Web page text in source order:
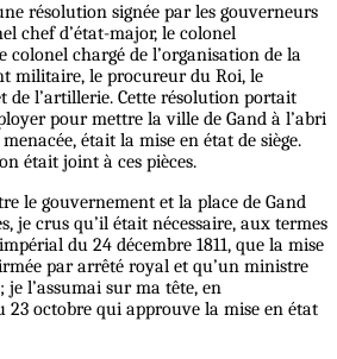
résolution signée par les gouverneurs
chef d’état-major, le colonel
colonel chargé de l’organisation de la
militaire, le procureur du Roi, le
de l’artillerie. Cette résolution portait
pour mettre la ville de Gand à l’abri
était la mise en état de siège.
était joint à ces pièces.
le gouvernement et la place de Gand
je crus qu’il était nécessaire, aux termes
du 24 décembre 1811, que la mise
par arrêté royal et qu’un ministre
l’assumai sur ma tête, en
23 octobre qui approuve la mise en état